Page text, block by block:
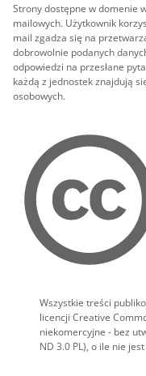
Strony dostępne w domenie
mailowych. Użytkownik
mail zgadza się na
dobrowolnie podanych
odpowiedzi na przesłane
każdą z jednostek znajdują
osobowych.
Wszystkie treści
licencji Creative
niekomercyjne - bez
ND 3.0 PL), o ile nie